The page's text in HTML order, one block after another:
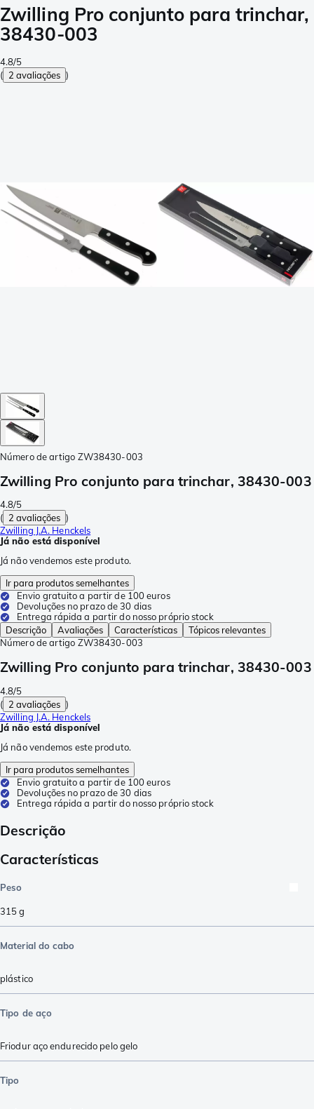
Zwilling Pro conjunto para trinchar,
38430-003
4.8/5
( 2 avaliações )
Número de artigo ZW38430-003
Zwilling Pro conjunto para trinchar, 38430-003
4.8/5
( 2 avaliações )
Zwilling J.A. Henckels
Já não está disponível
Já não vendemos este produto.
Ir para produtos semelhantes
Envio gratuito a partir de 100 euros
Devoluções no prazo de 30 dias
Entrega rápida a partir do nosso próprio stock
Descrição
Avaliações Características
Tópicos relevantes
Número de artigo ZW38430-003
Zwilling Pro conjunto para trinchar, 38430-003
4.8/5
( 2 avaliações )
Zwilling J.A. Henckels
Já não está disponível
Já não vendemos este produto.
Ir para produtos semelhantes
Envio gratuito a partir de 100 euros
Devoluções no prazo de 30 dias
Entrega rápida a partir do nosso próprio stock
Descrição
Características
Peso
315g
Material do cabo
plástico
Tipo de aço
Friodur aço endurecido pelo gelo
Tipo